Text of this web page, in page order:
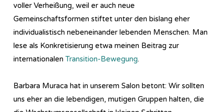
voller Verheißung, weil er auch neue
Gemeinschaftsformen stiftet unter den bislang eher
individualistisch nebeneinander lebenden Menschen. Man
lese als Konkretisierung etwa meinen Beitrag zur
internationalen Transition-Bewegung.
Barbara Muraca hat in unserem Salon betont: Wir sollten
uns eher an die lebendigen, mutigen Gruppen halten, die